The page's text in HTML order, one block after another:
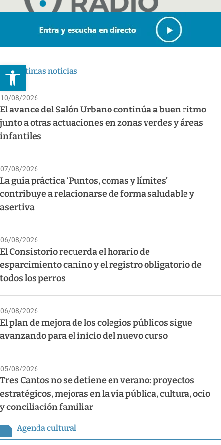
Abrir barra de herramientas
Últimas noticias
10/08/2026
El avance del Salón Urbano continúa a buen ritmo
junto a otras actuaciones en zonas verdes y áreas
infantiles
07/08/2026
La guía práctica ‘Puntos, comas y límites’
contribuye a relacionarse de forma saludable y
asertiva
06/08/2026
El Consistorio recuerda el horario de
esparcimiento canino y el registro obligatorio de
todos los perros
06/08/2026
El plan de mejora de los colegios públicos sigue
avanzando para el inicio del nuevo curso
05/08/2026
Tres Cantos no se detiene en verano: proyectos
estratégicos, mejoras en la vía pública, cultura, ocio
y conciliación familiar
Agenda cultural